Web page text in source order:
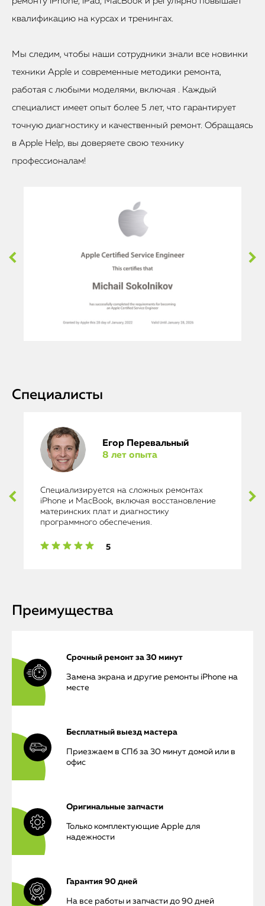
квалификацию на курсах и тренингах.
Мы следим, чтобы наши сотрудники знали все новинки
техники Apple и современные методики ремонта,
работая с любыми моделями, включая . Каждый
специалист имеет опыт более 5 лет, что гарантирует
точную диагностику и качественный ремонт. Обращаясь
в Apple Help, вы доверяете свою технику
профессионалам!
Специалисты
Егор Перевальный
8 лет опыта
Специализируется на сложных ремонтах
iPhone и MacBook, включая восстановление
материнских плат и диагностику
программного обеспечения.
5
Преимущества
Срочный ремонт за 30 минут
Замена экрана и другие ремонты iPhone на
месте
Бесплатный выезд мастера
Приезжаем в СПб за 30 минут домой или в
офис
Оригинальные запчасти
Только комплектующие Apple для
надежности
Гарантия 90 дней
На все работы и запчасти до 90 дней